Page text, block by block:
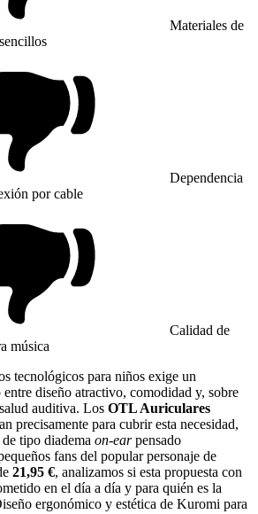
Materiales de
Dependencia
por cable
Calidad de
música
tecnológicos para niños exige un
diseño atractivo, comodidad y, sobre
auditiva. Los OTL Auriculares
precisamente para cubrir esta necesidad,
tipo diadema on-earpensado
fans del popular personaje de
21,95 €, analizamos si esta propuesta con
en el día a día y para quién es la
ergonómico y estética de Kuromi para